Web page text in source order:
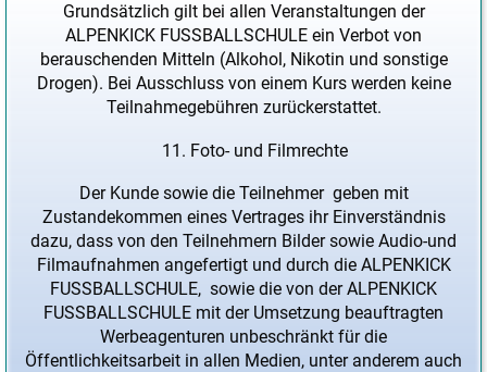
Grundsätzlich gilt bei allen Veranstaltungen der
ALPENKICK FUSSBALLSCHULE ein Verbot von
berauschenden Mitteln (Alkohol, Nikotin und sonstige
Drogen). Bei Ausschluss von einem Kurs werden keine
Teilnahmegebühren zurückerstattet.
Foto- und Filmrechte
Der Kunde sowie die Teilnehmer geben mit
Zustandekommen eines Vertrages ihr Einverständnis
dazu, dass von den Teilnehmern Bilder sowie Audio-und
Filmaufnahmen angefertigt und durch die ALPENKICK
FUSSBALLSCHULE, sowie die von der ALPENKICK
FUSSBALLSCHULE mit der Umsetzung beauftragten
Werbeagenturen unbeschränkt für die
Öffentlichkeitsarbeit in allen Medien, unter anderem auch